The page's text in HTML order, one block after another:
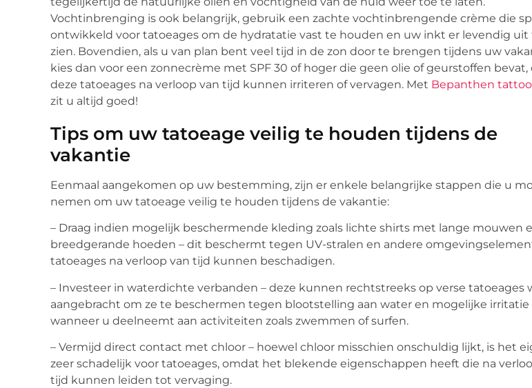
Vochtinbrenging is ook belangrijk, gebruik een zachte vochtinbrengende crème die
ontwikkeld voor tatoeages om de hydratatie vast te houden en uw inkt er levendig uit
zien. Bovendien, als u van plan bent veel tijd in de zon door te brengen tijdens uw
kies dan voor een zonnecrème met SPF 30 of hoger die geen olie of geurstoffen
deze tatoeages na verloop van tijd kunnen irriteren of vervagen. Met Bepanthen
zit u altijd goed!
Tips om uw tatoeage veilig te houden tijdens de
vakantie
Eenmaal aangekomen op uw bestemming, zijn er enkele belangrijke stappen die u
nemen om uw tatoeage veilig te houden tijdens de vakantie:
– Draag indien mogelijk beschermende kleding zoals lichte shirts met lange mouwen
breedgerande hoeden – dit beschermt tegen UV-stralen en andere
tatoeages na verloop van tijd kunnen beschadigen.
– Investeer in waterdichte verbanden – deze kunnen rechtstreeks op verse tatoeages
aangebracht om ze te beschermen tegen blootstelling aan water en mogelijke irritatie
wanneer u deelneemt aan activiteiten zoals zwemmen of surfen.
– Vermijd direct contact met chloor – hoewel chloor misschien onschuldig lijkt, is het
zeer schadelijk voor tatoeages, omdat het blekende eigenschappen heeft die na
tijd kunnen leiden tot vervaging.